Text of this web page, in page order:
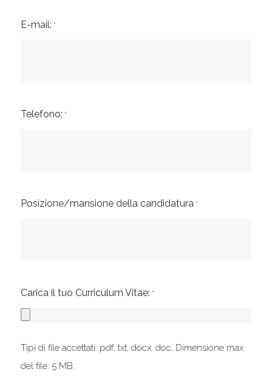
E-mail: *
Telefono: *
Posizione/mansione della candidatura *
Carica il tuo Curriculum Vitae: *
Tipi di file accettati: pdf, txt, docx, doc, Dimensione max
del file: 5 MB.